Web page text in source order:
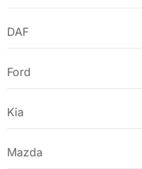
DAF
Ford
Kia
Mazda